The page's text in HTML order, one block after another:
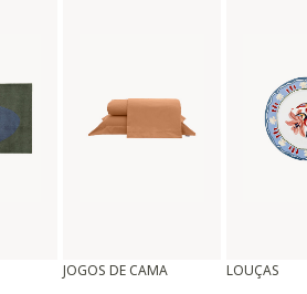
JOGOS DE CAMA LOUÇAS